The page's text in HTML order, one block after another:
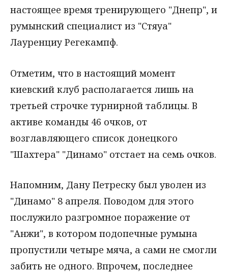
настоящее время тренирующего "Днепр", и
румынский специалист из "Стяуа"
Лауренциу Регекампф.
Отметим, что в настоящий момент
киевский клуб располагается лишь на
третьей строчке турнирной таблицы. В
активе команды 46 очков, от
возглавляющего список донецкого
"Шахтера" "Динамо" отстает на семь очков.
Напомним, Дану Петреску был уволен из
"Динамо" 8 апреля. Поводом для этого
послужило разгромное поражение от
"Анжи", в котором подопечные румына
пропустили четыре мяча, а сами не смогли
забить не одного. Впрочем, последнее